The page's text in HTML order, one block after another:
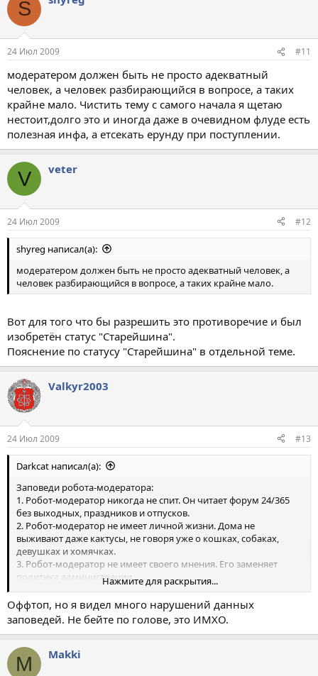
S
24 Июл 2009 #11
модератером должен быть не просто адекватный
человек, а человек разбирающийся в вопросе, а таких
крайне мало. Чистить тему с самого начала я щетаю
нестоит,долго это и иногда даже в очевидном флуде есть
полезная инфа, а етсекать ерунду при поступлении.
V veter
24 Июл 2009 #12
shyreg написал(а):
модератером должен быть не просто адекватный человек, а
человек разбирающийся в вопросе, а таких крайне мало.
Вот для того что бы разрешить это противоречие и был
изобретён статус "Старейшина".
Пояснение по статусу "Старейшина" в отдельной теме.
Valkyr2003
24 Июл 2009 #13
Darkcat написал(а):
Заповеди робота-модератора:
1. Робот-модератор никогда не спит. Он читает форум 24/365
без выходных, праздников и отпусков.
2. Робот-модератор не имеет личной жизни. Дома не
выживают даже кактусы, не говоря уже о кошках, собаках,
девушках и хомячках.
3. Робот-модератор не имеет своего мнения. Его заменяет
политика администрации.
4. Робот-модератор не может вступать в дискуссии на форуме.
Тем более с кем-то спорить.
Вы все еще хотите быть роботом-модератором?
Нажмите для раскрытия...
Оффтоп, но я видел много нарушений данных
заповедей. Не бейте по голове, это ИМХО.
M Makki